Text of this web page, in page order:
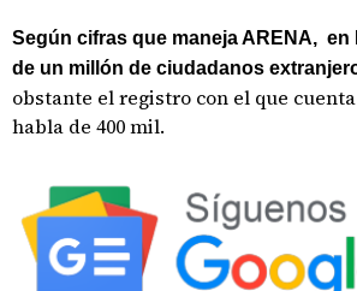
Según cifras que maneja ARENA, en
de un millón de ciudadanos
obstante el registro con el que
habla de 400 mil.